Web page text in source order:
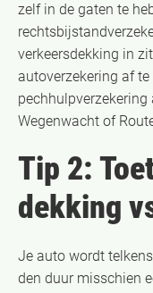
zelf in de gaten te
verkeersdekking in
autoverzekering af
Wegenwacht of
Tip 2:
dekking
Je auto wordt
den duur misschien